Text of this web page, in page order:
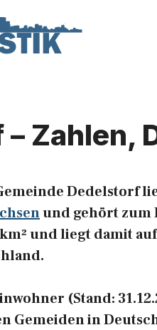
Zahlen,
Dedelstorf
und gehört zum
und liegt damit
(Stand:
Gemeiden in